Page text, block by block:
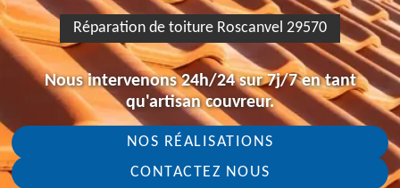
Réparation de toiture Roscanvel 29570
Nous intervenons 24h/24 sur 7j/7 en tant
qu'artisan couvreur.
NOS RÉALISATIONS
CONTACTEZ NOUS